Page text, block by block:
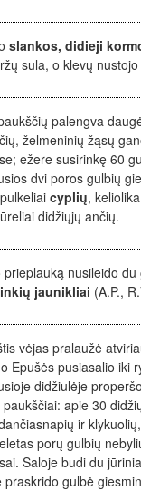
slankos, didieji
sula, o klevų
palengva
želmeninių žąsų
ežere susirinkę 60
dvi poros gulbių
cyplių, keliolika
didžiųjų ančių.
prieplauką nusileido du
jaunikliai (A.P.,
vėjas pralaužė
Epušės pusiasalio iki
didžiulėje
apie 30
ir
porų gulbių
Saloje budi du
praskrido gulbė